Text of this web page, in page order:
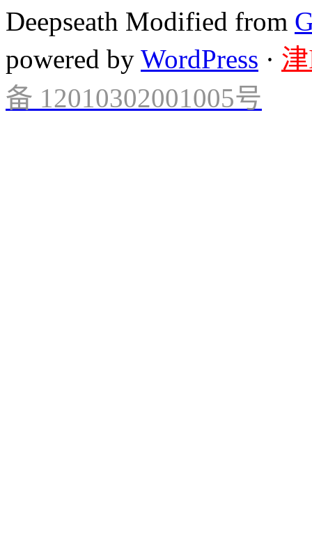
Deepseath Modified from
powered by WordPress ·
备 12010302001005号